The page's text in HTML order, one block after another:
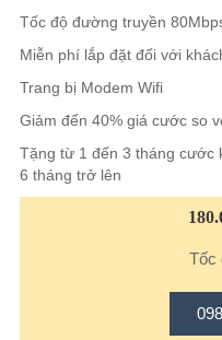
Tốc độ đường truyền
Miễn phí lắp đặt đối với
Trang bị Modem Wifi
Giảm đến 40% giá cước so
Tặng từ 1 đến 3 tháng cước
6 tháng trở lên
Tốc